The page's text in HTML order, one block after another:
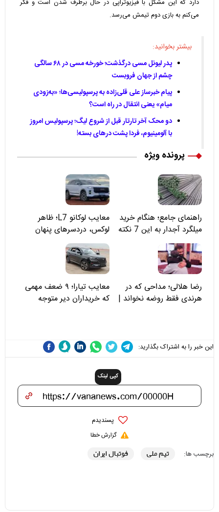
دارد که این مشکل با فیزیوتراپی در حال برطرف شدن است و فکر
می‌کنم به بازی دوم تیمش می‌رسد.
بیشتر بخوانید:
پدر لیونل مسی درگذشت؛ خورخه مسی در ۶۸ سالگی
چشم از جهان فروبست
پیام خبرساز علی قلی‌زاده به پرسپولیسی‌ها؛ «به‌زودی
میام» یعنی انتقال در راه است؟
دو محک آخر تارتار قبل از شروع لیگ؛ پرسپولیس امروز
با آلومینیوم، فردا پشت درهای بسته!
پرونده ویژه
راهنمای جامع؛ هنگام خرید
میلگرد آجدار به این 7 نکته
توجه کنید
معایب لوکانو L7؛ ظاهر
لوکس، دردسرهای پنهان
رضا هلالی؛ مداحی که در
هرندی فقط روضه نخواند |
معایب تیارا؛ ۹ ضعف مهمی
که خریداران دیر متوجه
این خبر را به اشتراک بگذارید:
کپی لینک
پسندیدم
گزارش خطا
برچسب ها: تیم ملی فوتبال ایران